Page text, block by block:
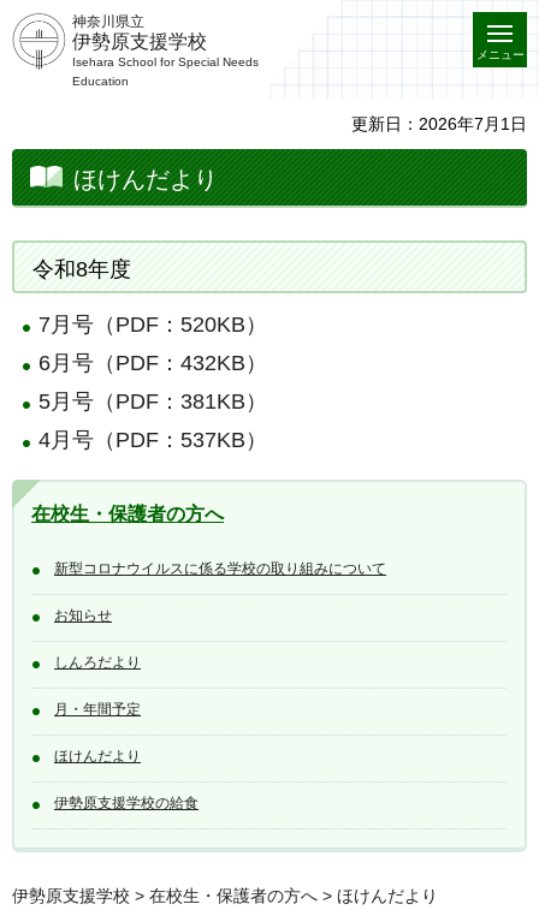
神奈川県立
伊勢原支援学校
Isehara School for Special Needs
Education
メニュー
更新日：2026年7月1日
ほけんだより
令和8年度
7月号（PDF：520KB）
6月号（PDF：432KB）
5月号（PDF：381KB）
4月号（PDF：537KB）
在校生・保護者の方へ
新型コロナウイルスに係る学校の取り組みについて
お知らせ
しんろだより
月・年間予定
ほけんだより
伊勢原支援学校の給食
伊勢原支援学校 > 在校生・保護者の方へ > ほけんだより